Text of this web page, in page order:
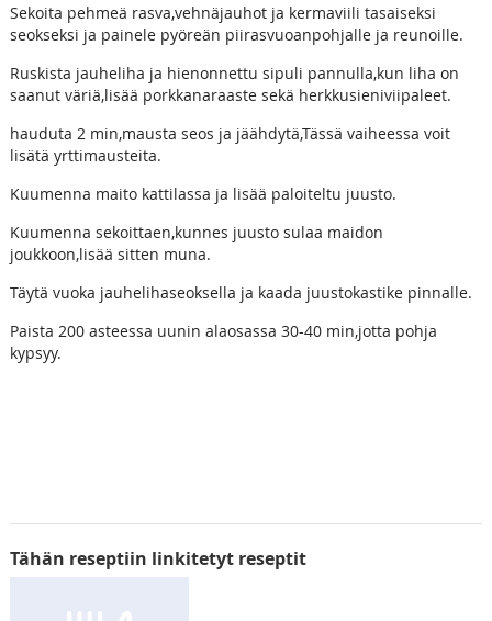
Sekoita pehmeä rasva,vehnäjauhot ja kermaviili tasaiseksi
seokseksi ja painele pyöreän piirasvuoanpohjalle ja reunoille.
Ruskista jauheliha ja hienonnettu sipuli pannulla,kun liha on
saanut väriä,lisää porkkanaraaste sekä herkkusieniviipaleet.
hauduta 2 min,mausta seos ja jäähdytä,Tässä vaiheessa voit
lisätä yrttimausteita.
Kuumenna maito kattilassa ja lisää paloiteltu juusto.
Kuumenna sekoittaen,kunnes juusto sulaa maidon
joukkoon,lisää sitten muna.
Täytä vuoka jauhelihaseoksella ja kaada juustokastike pinnalle.
Paista 200 asteessa uunin alaosassa 30-40 min,jotta pohja
kypsyy.
Tähän reseptiin linkitetyt reseptit